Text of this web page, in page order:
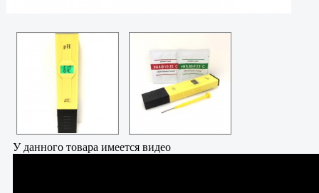
У данного товара имеется видео